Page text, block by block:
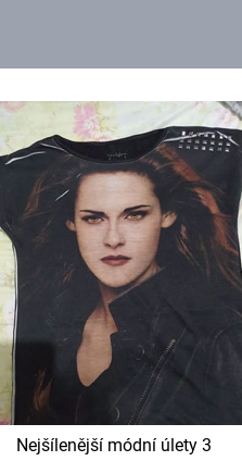
Nejšílenější módní úlety 3